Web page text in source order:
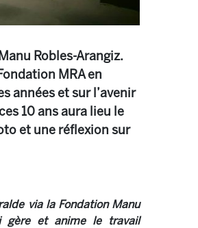
Robles-Arangiz.
MRA en
années et sur l’avenir
10 ans aura lieu le
et une réflexion sur
via la Fondation Manu
gère et anime le travail